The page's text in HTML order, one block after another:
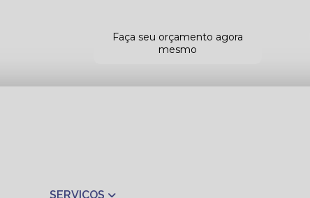
Faça seu orçamento agora
mesmo
SERVIÇOS